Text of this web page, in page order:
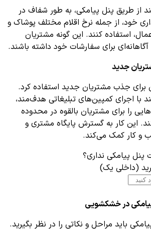
از طریق پنل پیامکی، به طور شفاف در
خود، از جمله نرخ اقلام مختلف پوشاک و
استفاده کنند. این گونه مشتریان
برای سفارشات خود داشته باشند.
جدید
برای جذب مشتریان جدید استفاده کرد.
با اجرای کمپین‌های تبلیغاتی هدف‌مند،
را برای مشتریان بالقوه در محدوده
این کار به گسترش پایگاه مشتری و
و کار کمک می‌کند.
پنل پیامکی نداری؟
(داخلی یک)
در خشکشویی
باید مراحل و نکاتی را در نظر بگیرید.